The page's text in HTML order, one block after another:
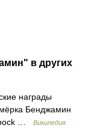
в других
награды
Бенджамин
…
Википедия